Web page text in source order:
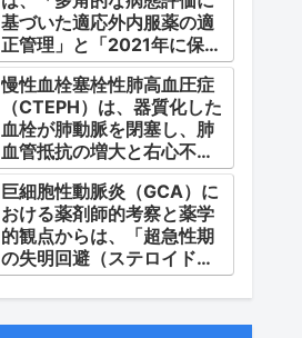
基づいた適応外内服薬の適
正管理」と「2021年に保険
適用となった初の治療薬で
あるジメチルスルホキシド
（DMSO）の安全かつ確実
な調剤・運用」に集約され
ます。
慢性血栓塞栓性肺高血圧症
（CTEPH）は、器質化した
血栓が肺動脈を閉塞し、肺
血管抵抗の増大と右心不全
を引き起こす指定難病（第4
群肺高血圧症）です。
巨細胞性動脈炎（GCA）に
おける薬剤師的考察と薬学
的観点からは、「超急性期
の失明回避（ステロイドパ
ルス等の迅速な管理）」
「再燃防止とステロイドの
最小化（トシリズマブやウ